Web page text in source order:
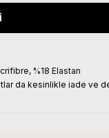
%18 Elastan
da kesinlikle iade ve